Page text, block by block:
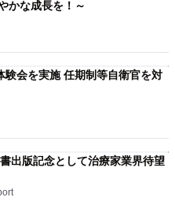
かな成長を！～
会を実施 任期制等自衛官を対
出版記念として治療家業界待望